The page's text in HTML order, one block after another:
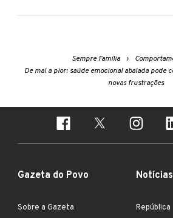
Sempre Família
De mal a pior: saúde emocional abalada pode
novas frustrações
Gazeta do Povo
Sobre a Gazeta
Notícias
República